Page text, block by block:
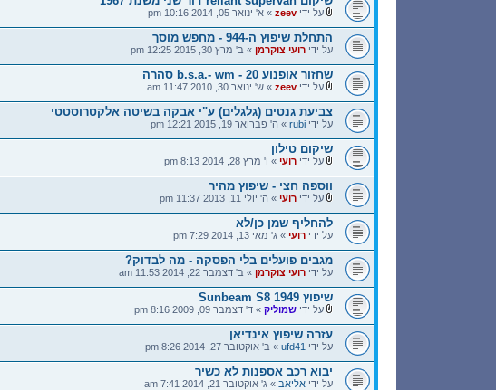
על ידיzeev » א' ינואר 05, 2014 10:16 pm
התחלת שיפוץ ה-944 - מחפש מוסך
על ידירועי צוקרמן » ב' מרץ 30, 2015 12:25 pm
שחזור אופנוע b.s.a.- wm - 20 סהרה
על ידיzeev » ש' ינואר 30, 2010 11:47 am
צביעת גנטים (גלגלים) ע"י אבקה בשיטה אלקטרוסטטי
על ידיrubi » ה' פברואר 19, 2015 12:21 pm
שיקום טילון
על ידירועי » ו' מרץ 28, 2014 8:13 pm
ווספה חצי - שיפוץ מהיר
על ידירועי » ה' יולי 11, 2013 11:37 pm
להחליף שמן כן/לא
על ידירועי » ג' מאי 13, 2014 7:29 pm
מגבים פועלים בלי הפסקה - מה לבדוק?
על ידירועי צוקרמן » ב' דצמבר 22, 2014 11:53 am
שיפוץ Sunbeam S8 1949
על ידישמוליק » ד' דצמבר 09, 2009 8:16 pm
עזרה שיפוץ אינדיאן
על ידי ufd41 » ב' אוקטובר 27, 2014 8:26 pm
יבוא רכב אספנות לא כשיר
על ידיאליאב » ג' אוקטובר 21, 2014 7:41 am